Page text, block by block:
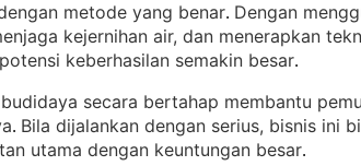
metode yang benar. Dengan
kejernihan air, dan menerapkan
keberhasilan semakin besar.
secara bertahap membantu
. Bila dijalankan dengan serius, bisnis ini
utama dengan keuntungan besar.